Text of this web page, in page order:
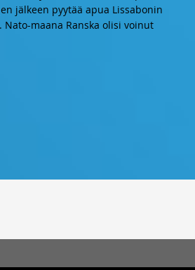
jälkeen pyytää apua Lissabonin
Nato-maana Ranska olisi voinut